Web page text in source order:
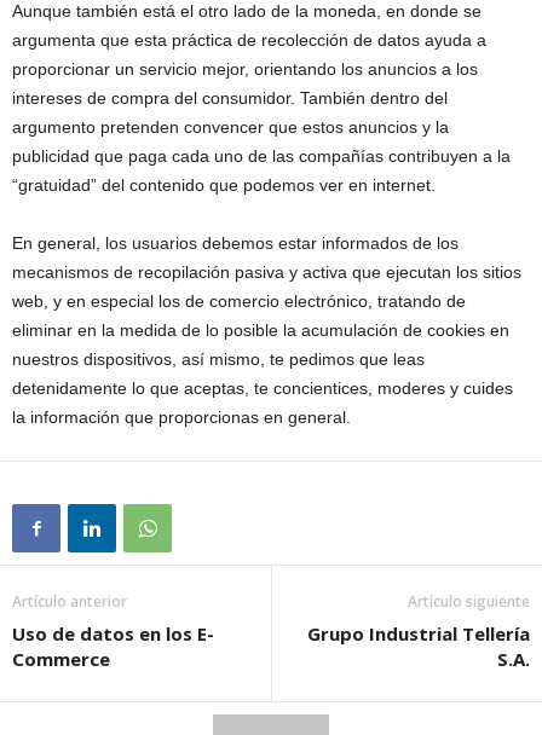
Aunque también está el otro lado de la moneda, en donde se
argumenta que esta práctica de recolección de datos ayuda a
proporcionar un servicio mejor, orientando los anuncios a los
intereses de compra del consumidor. También dentro del
argumento pretenden convencer que estos anuncios y la
publicidad que paga cada uno de las compañías contribuyen a la
“gratuidad” del contenido que podemos ver en internet.
En general, los usuarios debemos estar informados de los
mecanismos de recopilación pasiva y activa que ejecutan los sitios
web, y en especial los de comercio electrónico, tratando de
eliminar en la medida de lo posible la acumulación de cookies en
nuestros dispositivos, así mismo, te pedimos que leas
detenidamente lo que aceptas, te concientices, moderes y cuides
la información que proporcionas en general.
Artículo anterior
Uso de datos en los E-
Commerce
Artículo siguiente
Grupo Industrial Tellería
S.A.